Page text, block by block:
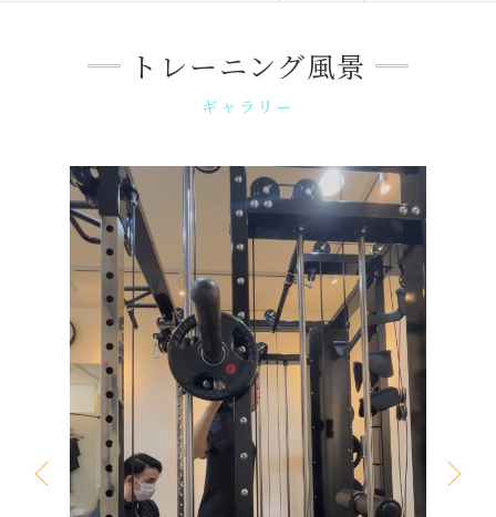
ギャラリー
トレーニング風景